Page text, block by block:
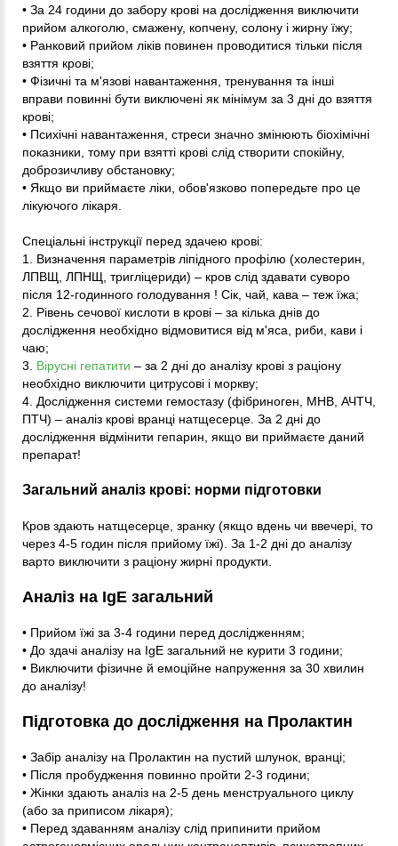
• За 24 години до забору крові на дослідження виключити
прийом алкоголю, смажену, копчену, солону і жирну їжу;
• Ранковий прийом ліків повинен проводитися тільки після
взяття крові;
• Фізичні та м'язові навантаження, тренування та інші
вправи повинні бути виключені як мінімум за 3 дні до взяття
крові;
• Психічні навантаження, стреси значно змінюють біохімічні
показники, тому при взятті крові слід створити спокійну,
доброзичливу обстановку;
• Якщо ви приймаєте ліки, обов'язково попередьте про це
лікуючого лікаря.
Спеціальні інструкції перед здачею крові:
1. Визначення параметрів ліпідного профілю (холестерин,
ЛПВЩ, ЛПНЩ, тригліцериди) – кров слід здавати суворо
після 12-годинного голодування ! Сік, чай, кава – теж їжа;
2. Рівень сечової кислоти в крові – за кілька днів до
дослідження необхідно відмовитися від м'яса, риби, кави і
чаю;
3. Вірусні гепатити – за 2 дні до аналізу крові з раціону
необхідно виключити цитрусові і моркву;
4. Дослідження системи гемостазу (фібриноген, МНВ, АЧТЧ,
ПТЧ) – аналіз крові вранці натщесерце. За 2 дні до
дослідження відмінити гепарин, якщо ви приймаєте даний
препарат!
Загальний аналіз крові: норми підготовки
Кров здають натщесерце, зранку (якщо вдень чи ввечері, то
через 4-5 годин після прийому їжі). За 1-2 дні до аналізу
варто виключити з раціону жирні продукти.
Аналіз на IgE загальний
• Прийом їжі за 3-4 години перед дослідженням;
• До здачі аналізу на IgE загальний не курити 3 години;
• Виключити фізичне й емоційне напруження за 30 хвилин
до аналізу!
Підготовка до дослідження на Пролактин
• Забір аналізу на Пролактин на пустий шлунок, вранці;
• Після пробудження повинно пройти 2-3 години;
• Жінки здають аналіз на 2-5 день менструального циклу
(або за приписом лікаря);
• Перед здаванням аналізу слід припинити прийом